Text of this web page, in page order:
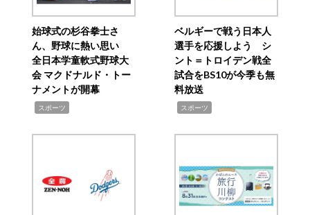
始球式の杉谷拳士さ
ん、野球に熱い思い
全日本学童軟式野球大
会 マクドナルド・トー
ナメントが開幕
スポーツ
ベルギーで戦う日本人
選手を応援しよう シ
ント＝トロイデン戦全
試合をBS10が今季も無
料放送
スポーツ